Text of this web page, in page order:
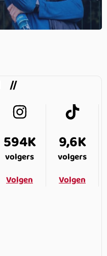
594K
volgers
Volgen
9,6K
volgers
Volgen